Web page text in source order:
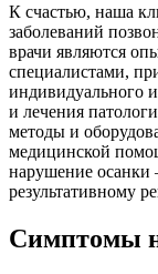
К счастью, наша
заболеваний
врачи являются
специалистами,
индивидуального
и лечения
методы и
медицинской
нарушение
результативному
Симптомы